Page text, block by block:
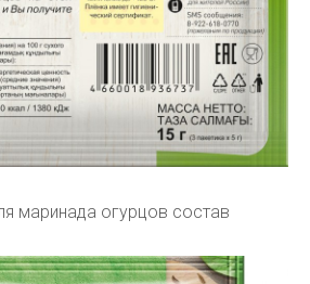
маринада огурцов состав